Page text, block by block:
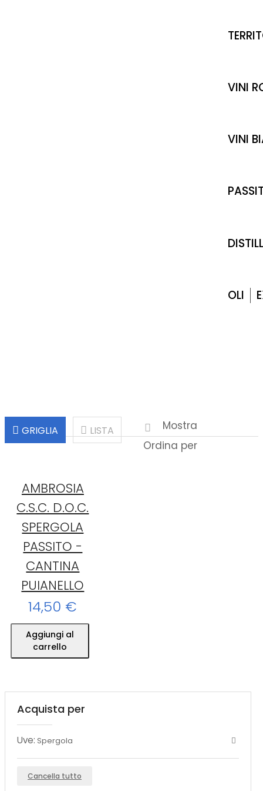
VINI
VINI
OLI
GRIGLIA LISTA
Mostra
Ordina per
AMBROSIA
C.S.C. D.O.C.
SPERGOLA
PASSITO -
CANTINA
PUIANELLO
14,50 €
Aggiungi al
carrello
Acquista per
Uve: Spergola
Cancella tutto